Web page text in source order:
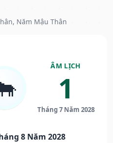
Năm Mậu Thân
ÂM LỊCH
1
Tháng 7 Năm 2028
8 Năm 2028